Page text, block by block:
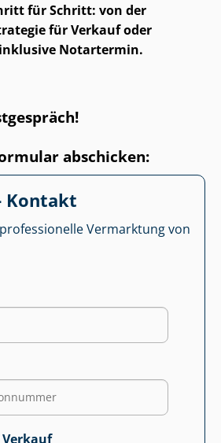
für Schritt: von der
für Verkauf oder
Notartermin.
abschicken:
Kontakt
Vermarktung von